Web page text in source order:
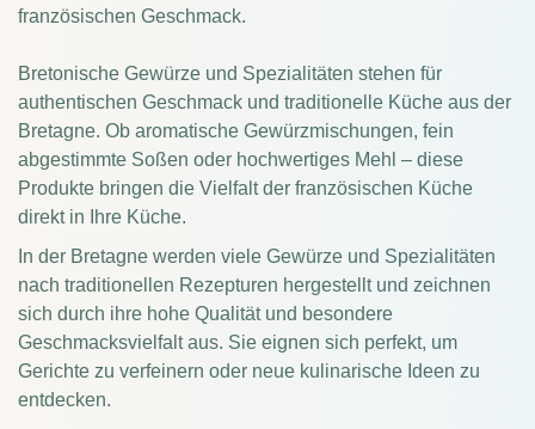
französischen Geschmack.
Bretonische Gewürze und Spezialitäten stehen für
authentischen Geschmack und traditionelle Küche aus der
Bretagne. Ob aromatische Gewürzmischungen, fein
abgestimmte Soßen oder hochwertiges Mehl – diese
Produkte bringen die Vielfalt der französischen Küche
direkt in Ihre Küche.
In der Bretagne werden viele Gewürze und Spezialitäten
nach traditionellen Rezepturen hergestellt und zeichnen
sich durch ihre hohe Qualität und besondere
Geschmacksvielfalt aus. Sie eignen sich perfekt, um
Gerichte zu verfeinern oder neue kulinarische Ideen zu
entdecken.